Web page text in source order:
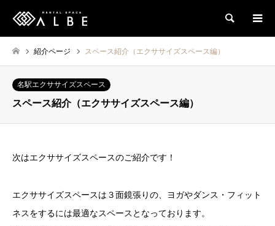
検索
紹介ページ スペース紹介（エクササイズスペース編）
名駅エクササイズスペース
スペース紹介（エクササイズスペース編）
次はエクササイズスペースのご紹介です！
エクササイズスペースは３面鏡張りの、ヨガやダンス・フィット
ネスをするには最適なスペースとなっております。